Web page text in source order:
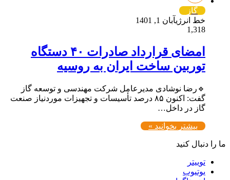
گاز
خط انرژیآبان 1, 1401
1,318
امضای قرارداد صادرات ۴۰ دستگاه
توربین ساخت ایران به روسیه
🔹رضا نوشادی مدیرعامل شرکت مهندسی و توسعه گاز
گفت: اکنون ۸۵ درصد تأسیسات و تجهیزات موردنیاز صنعت
گاز در داخل…
بیشتر بخوانید »
ما را دنبال کنید
توییتر
یوتیوب